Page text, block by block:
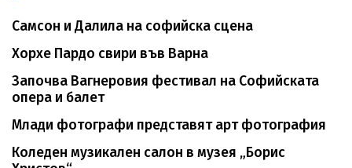
Самсон и Далила на софийска сцена
Хорхе Пардо свири във Варна
Започва Вагнеровия фестивал на Софийската
опера и балет
Млади фотографи представят арт фотография
Коледен музикален салон в музея „Борис